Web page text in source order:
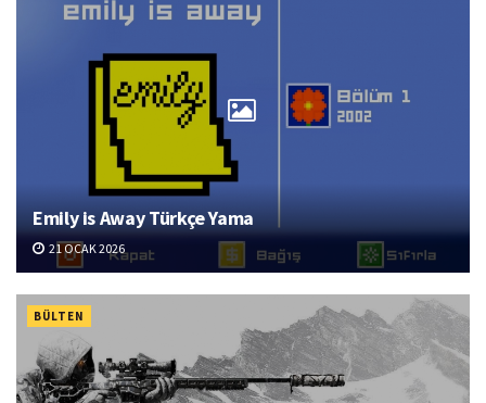
Emily is Away Türkçe Yama
21 OCAK 2026
BÜLTEN